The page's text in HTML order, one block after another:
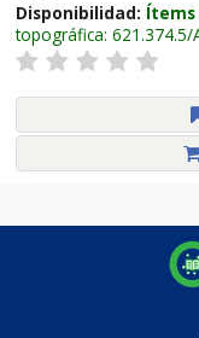
Disponibilidad:
topográfica: 621.374.5/